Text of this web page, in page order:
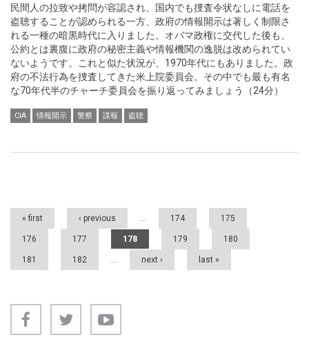
民間人の拉致や拷問が容認され、国内でも捜査令状なしに電話を
盗聴することが認められる一方、政府の情報開示は著しく制限さ
れる一種の暗黒時代に入りました。オバマ政権に交代した後も、
公約とは裏腹に政府の秘密主義や情報機関の逸脱は改められてい
ないようです。これと似た状況が、1970年代にもありました。政
府の不法行為を捜査してきた米上院委員会。その中でも最も有名
な70年代半のチャーチ委員会を振り返ってみましょう（24分）
CIA 情報開示 警察 諜報 盗聴
Pages
« first ‹ previous … 174 175
176 177 178 179 180
181 182 … next › last »